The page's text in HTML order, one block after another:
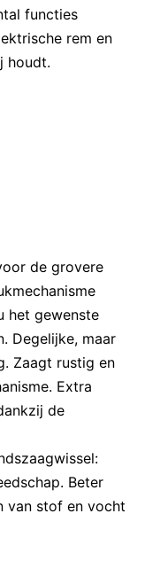
functies
rem en
houdt.
de grovere
het gewenste
Degelijke, maar
Zaagt rustig en
Extra
de
Beter
van stof en vocht